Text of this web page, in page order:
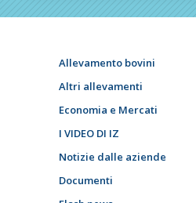
Allevamento bovini
Altri allevamenti
Economia e Mercati
I VIDEO DI IZ
Notizie dalle aziende
Documenti